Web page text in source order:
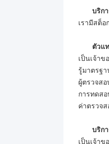
บริก
เรามีสต็อ
ตัวแ
เป็นเจ้าข
รู้มาตรฐ
ผู้ตรวจส
การทดส
ค่าตรวจ
บริก
เป็นเจ้า